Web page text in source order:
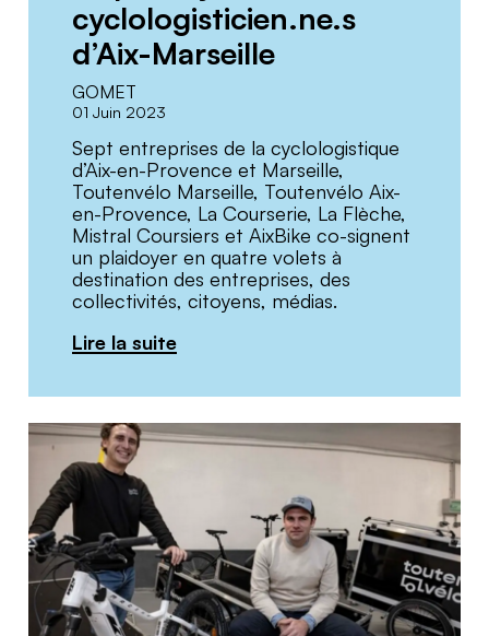
cyclologisticien.ne.s
d’Aix-Marseille
GOMET
01 Juin 2023
Sept entreprises de la cyclologistique
d’Aix-en-Provence et Marseille,
Toutenvélo Marseille, Toutenvélo Aix-
en-Provence, La Courserie, La Flèche,
Mistral Coursiers et AixBike co-signent
un plaidoyer en quatre volets à
destination des entreprises, des
collectivités, citoyens, médias.
Lire la suite